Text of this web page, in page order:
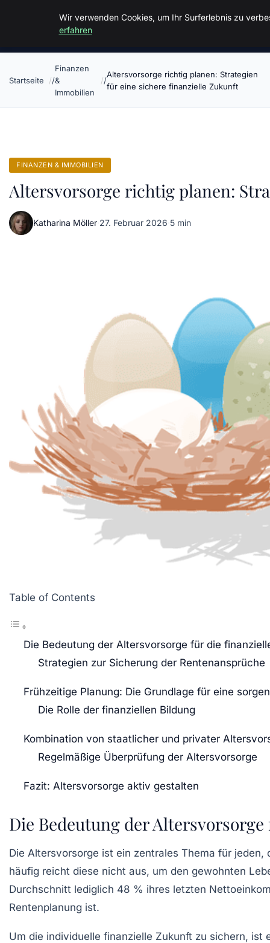
Malzminden
Startseite
Finanzen
&
Immobilien
Altersvorsorge richtig planen: Strategien
für eine sichere finanzielle Zukunft
FINANZEN & IMMOBILIEN
Altersvorsorge richtig planen:
Katharina Möller·27. Februar 2026·5 min
Table of Contents
Die Bedeutung der Altersvorsorge für die
Strategien zur Sicherung der Rentenansprüche
Frühzeitige Planung: Die Grundlage für eine
Die Rolle der finanziellen Bildung
Kombination von staatlicher und privater
Regelmäßige Überprüfung der Altersvorsorge
Fazit: Altersvorsorge aktiv gestalten
Die Bedeutung der
Die Altersvorsorge ist ein zentrales Thema für
häufig reicht diese nicht aus, um den gewohnten
Durchschnitt lediglich 48 % ihres letzten
Rentenplanung ist.
Um die individuelle finanzielle Zukunft zu sichern,
Wir verwenden Cookies, um Ihr Surferlebnis zu
erfahren